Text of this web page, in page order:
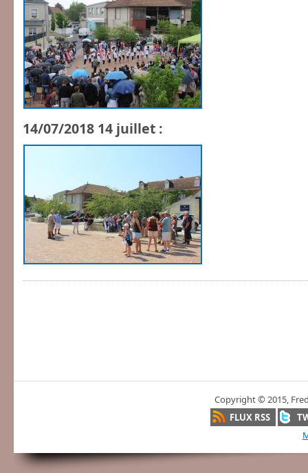
14/07/2018 14 juillet :
Copyright © 2015, Fred
FLUX RSS